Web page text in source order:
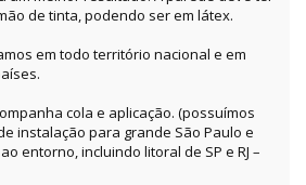
de tinta, podendo ser em látex.
em todo território nacional e em
cola e aplicação. (possuímos
instalação para grande São Paulo e
entorno, incluindo litoral de SP e RJ –